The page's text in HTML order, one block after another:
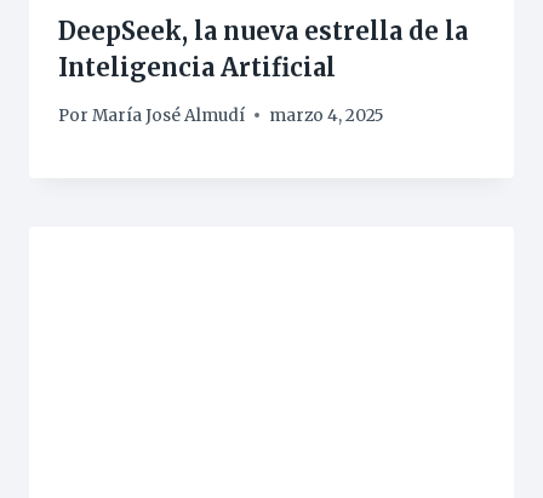
DeepSeek, la nueva estrella de la
Inteligencia Artificial
Por María José Almudí marzo 4, 2025